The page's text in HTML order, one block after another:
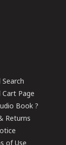
Search
Cart Page
Book ?
Returns